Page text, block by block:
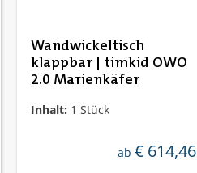
Wandwickeltisch
klappbar | timkid OWO
2.0 Marienkäfer
Inhalt: 1 Stück
regulärer preis:
ab € 614,46